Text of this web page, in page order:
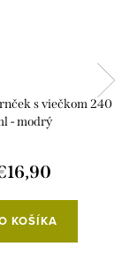
s viečkom 240
- modrý
KOŠÍKA